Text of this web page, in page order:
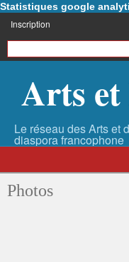
Statistiques google
Inscription
Arts
Photos